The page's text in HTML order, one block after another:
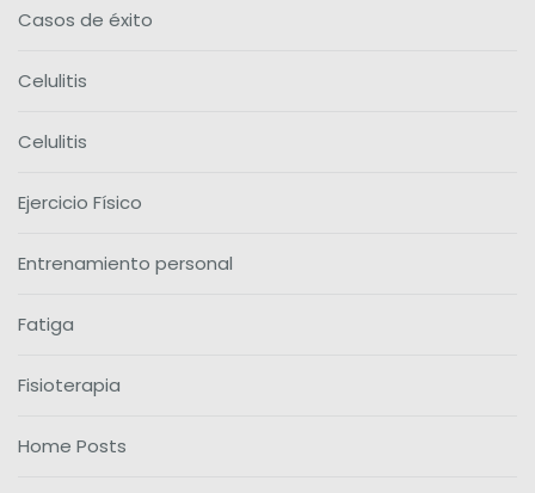
Casos de éxito
Celulitis
Celulitis
Ejercicio Físico
Entrenamiento personal
Fatiga
Fisioterapia
Home Posts